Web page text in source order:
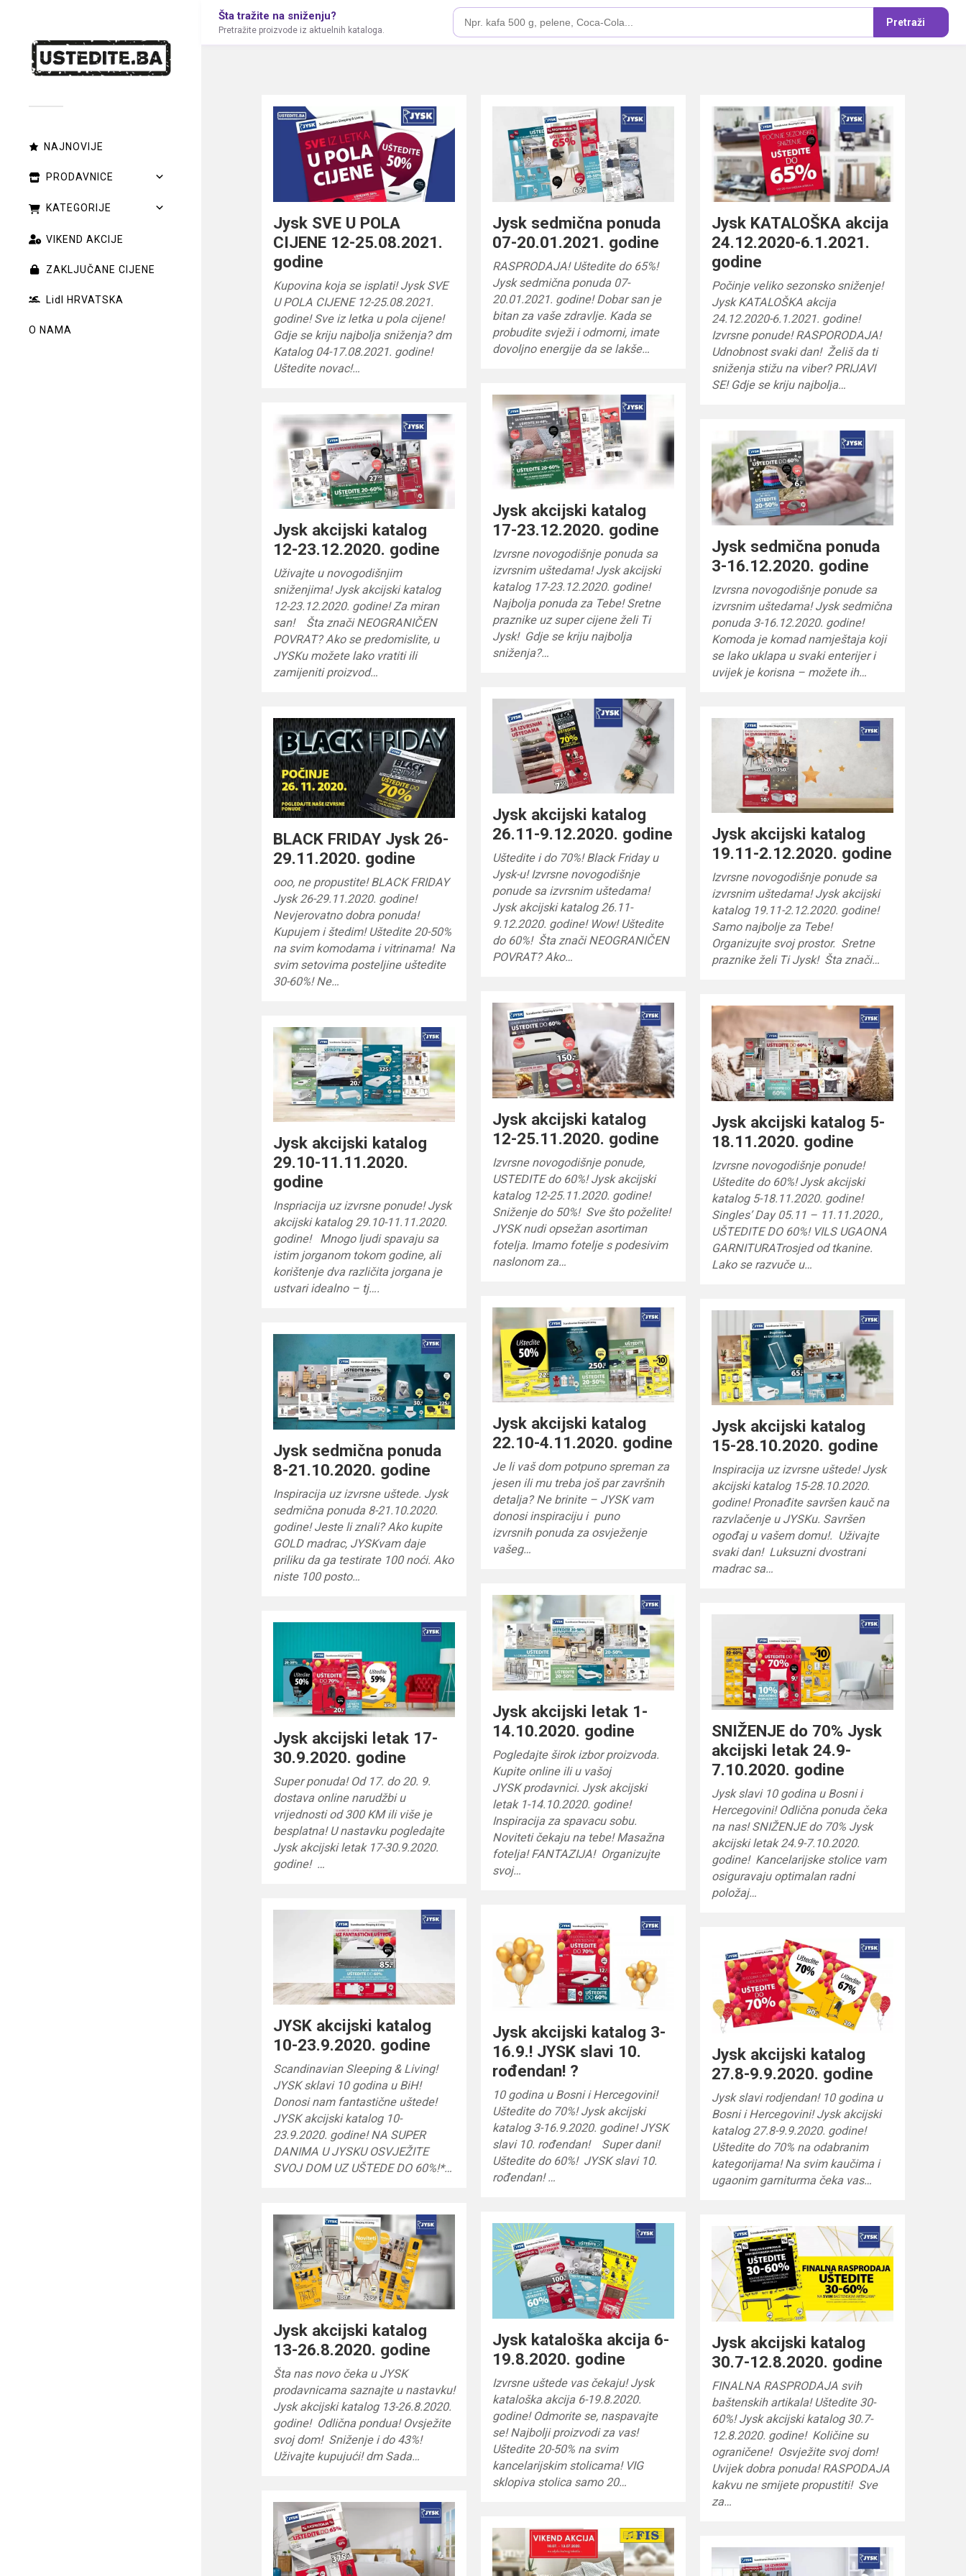
NAJNOVIJE
PRODAVNICE
KATEGORIJE
VIKEND AKCIJE
ZAKLJUČANE CIJENE
Lidl HRVATSKA
O NAMA
Šta tražite na sniženju?
Pretražite proizvode iz aktuelnih kataloga.
Pretraži
Jysk SVE U POLA
CIJENE 12-25.08.2021.
godine
Kupovina koja se isplati! Jysk SVE
U POLA CIJENE 12-25.08.2021.
godine! Sve iz letka u pola cijene!
Gdje se kriju najbolja sniženja? dm
Katalog 04-17.08.2021. godine!
Uštedite novac!…
Jysk sedmična ponuda
07-20.01.2021. godine
RASPRODAJA! Uštedite do 65%!
Jysk sedmična ponuda 07-
20.01.2021. godine! Dobar san je
bitan za vaše zdravlje. Kada se
probudite svježi i odmorni, imate
dovoljno energije da se lakše…
Jysk KATALOŠKA akcija
24.12.2020-6.1.2021.
godine
Počinje veliko sezonsko sniženje!
Jysk KATALOŠKA akcija
24.12.2020-6.1.2021. godine!
Izvrsne ponude! RASPORODAJA!
Udnobnost svaki dan! Želiš da ti
sniženja stižu na viber? PRIJAVI
SE! Gdje se kriju najbolja…
Jysk akcijski katalog
17-23.12.2020. godine
Izvrsne novogodišnje ponuda sa
izvrsnim uštedama! Jysk akcijski
katalog 17-23.12.2020. godine!
Najbolja ponuda za Tebe! Sretne
praznike uz super cijene želi Ti
Jysk! Gdje se kriju najbolja
sniženja?…
Jysk akcijski katalog
12-23.12.2020. godine
Uživajte u novogodišnjim
sniženjima! Jysk akcijski katalog
12-23.12.2020. godine! Za miran
san! Šta znači NEOGRANIČEN
POVRAT? Ako se predomislite, u
JYSKu možete lako vratiti ili
zamijeniti proizvod…
Jysk sedmična ponuda
3-16.12.2020. godine
Izvrsna novogodišnje ponude sa
izvrsnim uštedama! Jysk sedmična
ponuda 3-16.12.2020. godine!
Komoda je komad namještaja koji
se lako uklapa u svaki enterijer i
uvijek je korisna – možete ih…
Jysk akcijski katalog
26.11-9.12.2020. godine
Uštedite i do 70%! Black Friday u
Jysk-u! Izvrsne novogodišnje
ponude sa izvrsnim uštedama!
Jysk akcijski katalog 26.11-
9.12.2020. godine! Wow! Uštedite
do 60%! Šta znači NEOGRANIČEN
POVRAT? Ako…
BLACK FRIDAY Jysk 26-
29.11.2020. godine
ooo, ne propustite! BLACK FRIDAY
Jysk 26-29.11.2020. godine!
Nevjerovatno dobra ponuda!
Kupujem i štedim! Uštedite 20-50%
na svim komodama i vitrinama! Na
svim setovima posteljine uštedite
30-60%! Ne…
Jysk akcijski katalog
19.11-2.12.2020. godine
Izvrsne novogodišnje ponude sa
izvrsnim uštedama! Jysk akcijski
katalog 19.11-2.12.2020. godine!
Samo najbolje za Tebe!
Organizujte svoj prostor. Sretne
praznike želi Ti Jysk! Šta znači…
Jysk akcijski katalog
12-25.11.2020. godine
Izvrsne novogodišnje ponude,
USTEDITE do 60%! Jysk akcijski
katalog 12-25.11.2020. godine!
Sniženje do 50%! Sve što poželite!
JYSK nudi opsežan asortiman
fotelja. Imamo fotelje s podesivim
naslonom za…
Jysk akcijski katalog 5-
18.11.2020. godine
Izvrsne novogodišnje ponude!
Uštedite do 60%! Jysk akcijski
katalog 5-18.11.2020. godine!
Singles’ Day 05.11 – 11.11.2020.,
UŠTEDITE DO 60%! VILS UGAONA
GARNITURATrosjed od tkanine.
Lako se razvuče u…
Jysk akcijski katalog
29.10-11.11.2020.
godine
Inspriacija uz izvrsne ponude! Jysk
akcijski katalog 29.10-11.11.2020.
godine! Mnogo ljudi spavaju sa
istim jorganom tokom godine, ali
korištenje dva različita jorgana je
ustvari idealno – tj….
Jysk akcijski katalog
22.10-4.11.2020. godine
Je li vaš dom potpuno spreman za
jesen ili mu treba još par završnih
detalja? Ne brinite – JYSK vam
donosi inspiraciju i puno
izvrsnih ponuda za osvježenje
vašeg…
Jysk akcijski katalog
15-28.10.2020. godine
Inspiracija uz izvrsne uštede! Jysk
akcijski katalog 15-28.10.2020.
godine! Pronađite savršen kauč na
razvlačenje u JYSKu. Savršen
ogođaj u vašem domu!. Uživajte
svaki dan! Luksuzni dvostrani
madrac sa…
Jysk sedmična ponuda
8-21.10.2020. godine
Inspiracija uz izvrsne uštede. Jysk
sedmična ponuda 8-21.10.2020.
godine! Jeste li znali? Ako kupite
GOLD madrac, JYSKvam daje
priliku da ga testirate 100 noći. Ako
niste 100 posto…
Jysk akcijski letak 1-
14.10.2020. godine
Pogledajte širok izbor proizvoda.
Kupite online ili u vašoj
JYSK prodavnici. Jysk akcijski
letak 1-14.10.2020. godine!
Inspiracija za spavacu sobu.
Noviteti čekaju na tebe! Masažna
fotelja! FANTAZIJA! Organizujte
svoj…
SNIŽENJE do 70% Jysk
akcijski letak 24.9-
7.10.2020. godine
Jysk slavi 10 godina u Bosni i
Hercegovini! Odlična ponuda čeka
na nas! SNIŽENJE do 70% Jysk
akcijski letak 24.9-7.10.2020.
godine! Kancelarijske stolice vam
osiguravaju optimalan radni
položaj…
Jysk akcijski letak 17-
30.9.2020. godine
Super ponuda! Od 17. do 20. 9.
dostava online narudžbi u
vrijednosti od 300 KM ili više je
besplatna! U nastavku pogledajte
Jysk akcijski letak 17-30.9.2020.
godine! …
JYSK akcijski katalog
10-23.9.2020. godine
Scandinavian Sleeping & Living!
JYSK sklavi 10 godina u BiH!
Donosi nam fantastične uštede!
JYSK akcijski katalog 10-
23.9.2020. godine! NA SUPER
DANIMA U JYSKU OSVJEŽITE
SVOJ DOM UZ UŠTEDE DO 60%!*…
Jysk akcijski katalog 3-
16.9.! JYSK slavi 10.
rođendan! ?
10 godina u Bosni i Hercegovini!
Uštedite do 70%! Jysk akcijski
katalog 3-16.9.2020. godine! JYSK
slavi 10. rođendan! Super dani!
Uštedite do 60%! JYSK slavi 10.
rođendan! …
Jysk akcijski katalog
27.8-9.9.2020. godine
Jysk slavi rodjendan! 10 godina u
Bosni i Hercegovini! Jysk akcijski
katalog 27.8-9.9.2020. godine!
Uštedite do 70% na odabranim
kategorijama! Na svim kaučima i
ugaonim garniturma čeka vas…
Jysk akcijski katalog
13-26.8.2020. godine
Šta nas novo čeka u JYSK
prodavnicama saznajte u nastavku!
Jysk akcijski katalog 13-26.8.2020.
godine! Odlična pondua! Ovsježite
svoj dom! Sniženje i do 43%!
Uživajte kupujući! dm Sada…
Jysk kataloška akcija 6-
19.8.2020. godine
Izvrsne uštede vas čekaju! Jysk
kataloška akcija 6-19.8.2020.
godine! Odmorite se, naspavajte
se! Najbolji proizvodi za vas!
Uštedite 20-50% na svim
kancelarijskim stolicama! VIG
sklopiva stolica samo 20…
Jysk akcijski katalog
30.7-12.8.2020. godine
FINALNA RASPRODAJA svih
baštenskih artikala! Uštedite 30-
60%! Jysk akcijski katalog 30.7-
12.8.2020. godine! Količine su
ograničene! Osvježite svoj dom!
Uvijek dobra ponuda! RASPODAJA
kakvu ne smijete propustiti! Sve
za…